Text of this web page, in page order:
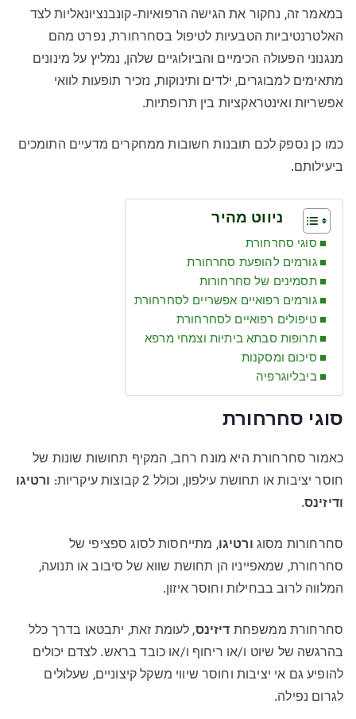
במאמר זה, נחקור את הגישה הרפואיות-קונבנציונאליות לצד
האלטרנטיביות הטבעיות לטיפול בסחרחורת, נפרט מהם
מנגנוני הפעולה הכימיים והביולוגיים שלהן, נמליץ על מינונים
מתאימים למבוגרים, ילדים ותינוקות, נזכיר תופעות לוואי
אפשריות ואינטראקציות בין תרופתיות.
כמו כן נספק לכם תובנות חשובות ממחקרים מדעיים התומכים
ביעילותם.
ניווט מהיר
סוגי סחרחורת
גורמים להופעת סחרחורת
תסמינים של סחרחורות
גורמים רפואיים אפשריים לסחרחורת
טיפולים רפואיים לסחרחורת
תרופות סבתא ביתיות וצמחי מרפא
סיכום ומסקנות
ביבליוגרפיה
סוגי סחרחורת
כאמור סחרחורת היא מונח רחב, המקיף תחושות שונות של
חוסר יציבות או תחושת עילפון, וכולל 2 קבוצות עיקריות:
ורטיגו
ודיזינס.
סחרחורות מסוג ורטיגו, מתייחסות לסוג ספציפי של
סחרחורת, שמאפייניו הן תחושת שווא של סיבוב או תנועה,
המלווה לרוב בבחילות וחוסר איזון.
סחרחורת ממשפחת דיזינס, לעומת זאת, יתבטאו בדרך כלל
בהרגשה של שיוט ו/או ריחוף ו/או כובד בראש. לצדם יכולים
להופיע גם אי יציבות וחוסר שיווי משקל קיצוניים, שעלולים
לגרום נפילה.